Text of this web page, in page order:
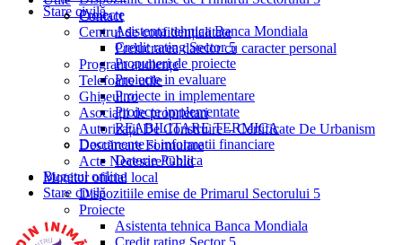
Stare civilă
Proiecte
Asistenta tehnica Banca Mondiala
Credit rating Sector 5
Propuneri de proiecte
Proiecte in evaluare
Proiecte in implementare
Proiecte implementate
REABILITARE TERMICA
Documente si informatii financiare
Datorie Publica
Bugetul online
Stare civilă
Contact
Centrul de confidențialitate
Prelucrarea datelor cu caracter personal
Program audiențe
Telefoane utile
Ghișeul.ro
Asociații de proprietari
Autorizații De Construire – Certificate De Urbanism
Descărcare Formulare
Acte Necesare/Ghid
Monitor oficial local
Dispozitiile emise de Primarul Sectorului 5
Proiecte
Asistenta tehnica Banca Mondiala